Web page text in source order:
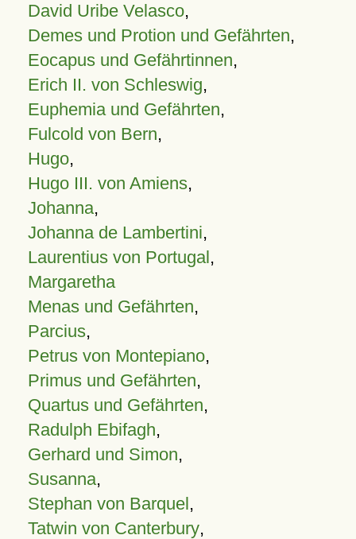
David Uribe Velasco,
Demes und Protion und Gefährten,
Eocapus und Gefährtinnen,
Erich II. von Schleswig,
Euphemia und Gefährten,
Fulcold von Bern,
Hugo,
Hugo III. von Amiens,
Johanna,
Johanna de Lambertini,
Laurentius von Portugal,
Margaretha
Menas und Gefährten,
Parcius,
Petrus von Montepiano,
Primus und Gefährten,
Quartus und Gefährten,
Radulph Ebifagh,
Gerhard und Simon,
Susanna,
Stephan von Barquel,
Tatwin von Canterbury,